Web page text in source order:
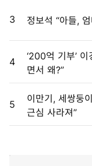
3 정보석 “아들,
4
‘200억 기부’
면서 왜?”
5
이만기, 세쌍둥
근심 사라져”